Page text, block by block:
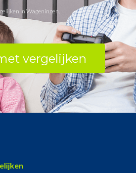
in Wageningen.
vergelijken